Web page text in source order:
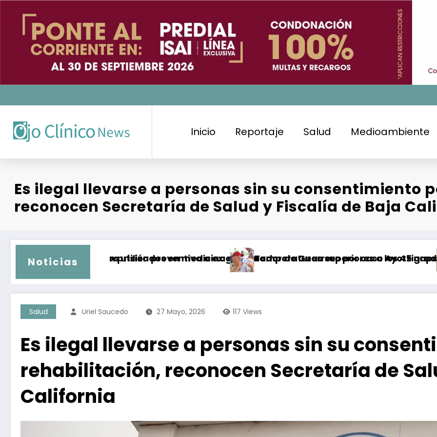
contenido
Inicio Reportaje Salud Medioambiente
Es ilegal llevarse a personas sin su consentimiento
reconocen Secretaría de Salud y Fiscalía de Baja
Noticias
utilizados en medicina estética
y dan prisión preventiva a ex gobernador de Guerrero por caso Ayotzinapa
Temperaturas superiores a los 45 grados Celsius
Hoy se
Salud Uriel Saucedo 27 Mayo, 2026 117 Views
Es ilegal llevarse a personas sin su
rehabilitación, reconocen Secretaría de
California